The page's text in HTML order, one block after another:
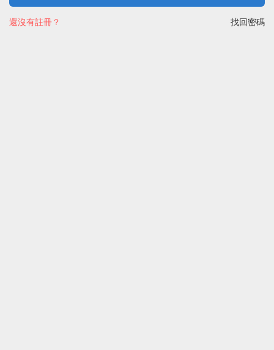
找回密碼
還沒有註冊？